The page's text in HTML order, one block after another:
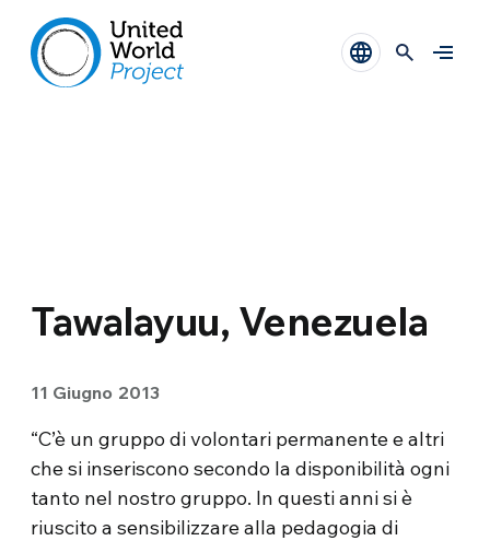
Tawalayuu, Venezuela
11 Giugno 2013
“C’è un gruppo di volontari permanente e altri
che si inseriscono secondo la disponibilità ogni
tanto nel nostro gruppo. In questi anni si è
riuscito a sensibilizzare alla pedagogia di